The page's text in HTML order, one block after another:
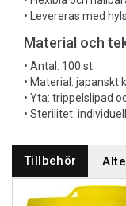
• Levereras med
Material och
• Antal: 100 st
• Material: japanskt
• Yta: trippelslipad
• Sterilitet:
Tillbehör